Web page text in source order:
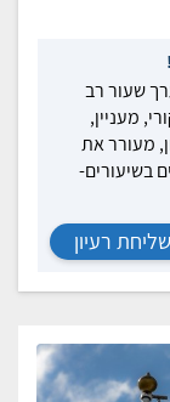
שעור רב
מעניין,
מעורר את
בשיעורים-
רעיון